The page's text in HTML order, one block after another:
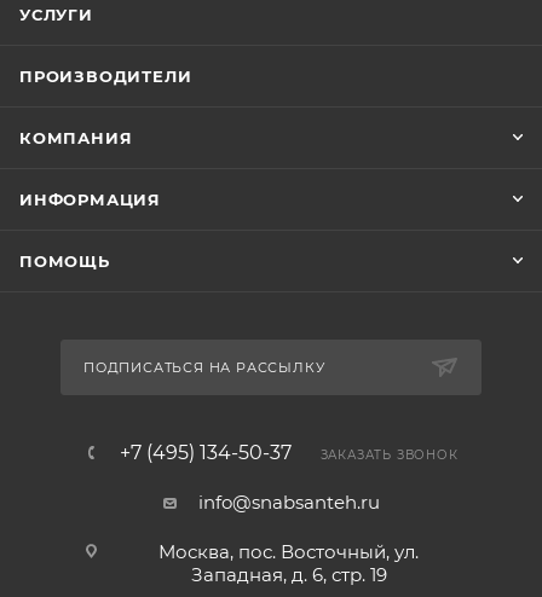
УСЛУГИ
ПРОИЗВОДИТЕЛИ
КОМПАНИЯ
ИНФОРМАЦИЯ
ПОМОЩЬ
ПОДПИСАТЬСЯ НА РАССЫЛКУ
+7 (495) 134-50-37 ЗАКАЗАТЬ ЗВОНОК
info@snabsanteh.ru
Москва, пос. Восточный, ул.
Западная, д. 6, стр. 19